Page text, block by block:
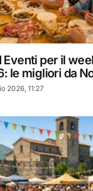
per il
le migliori da
2026, 11:27